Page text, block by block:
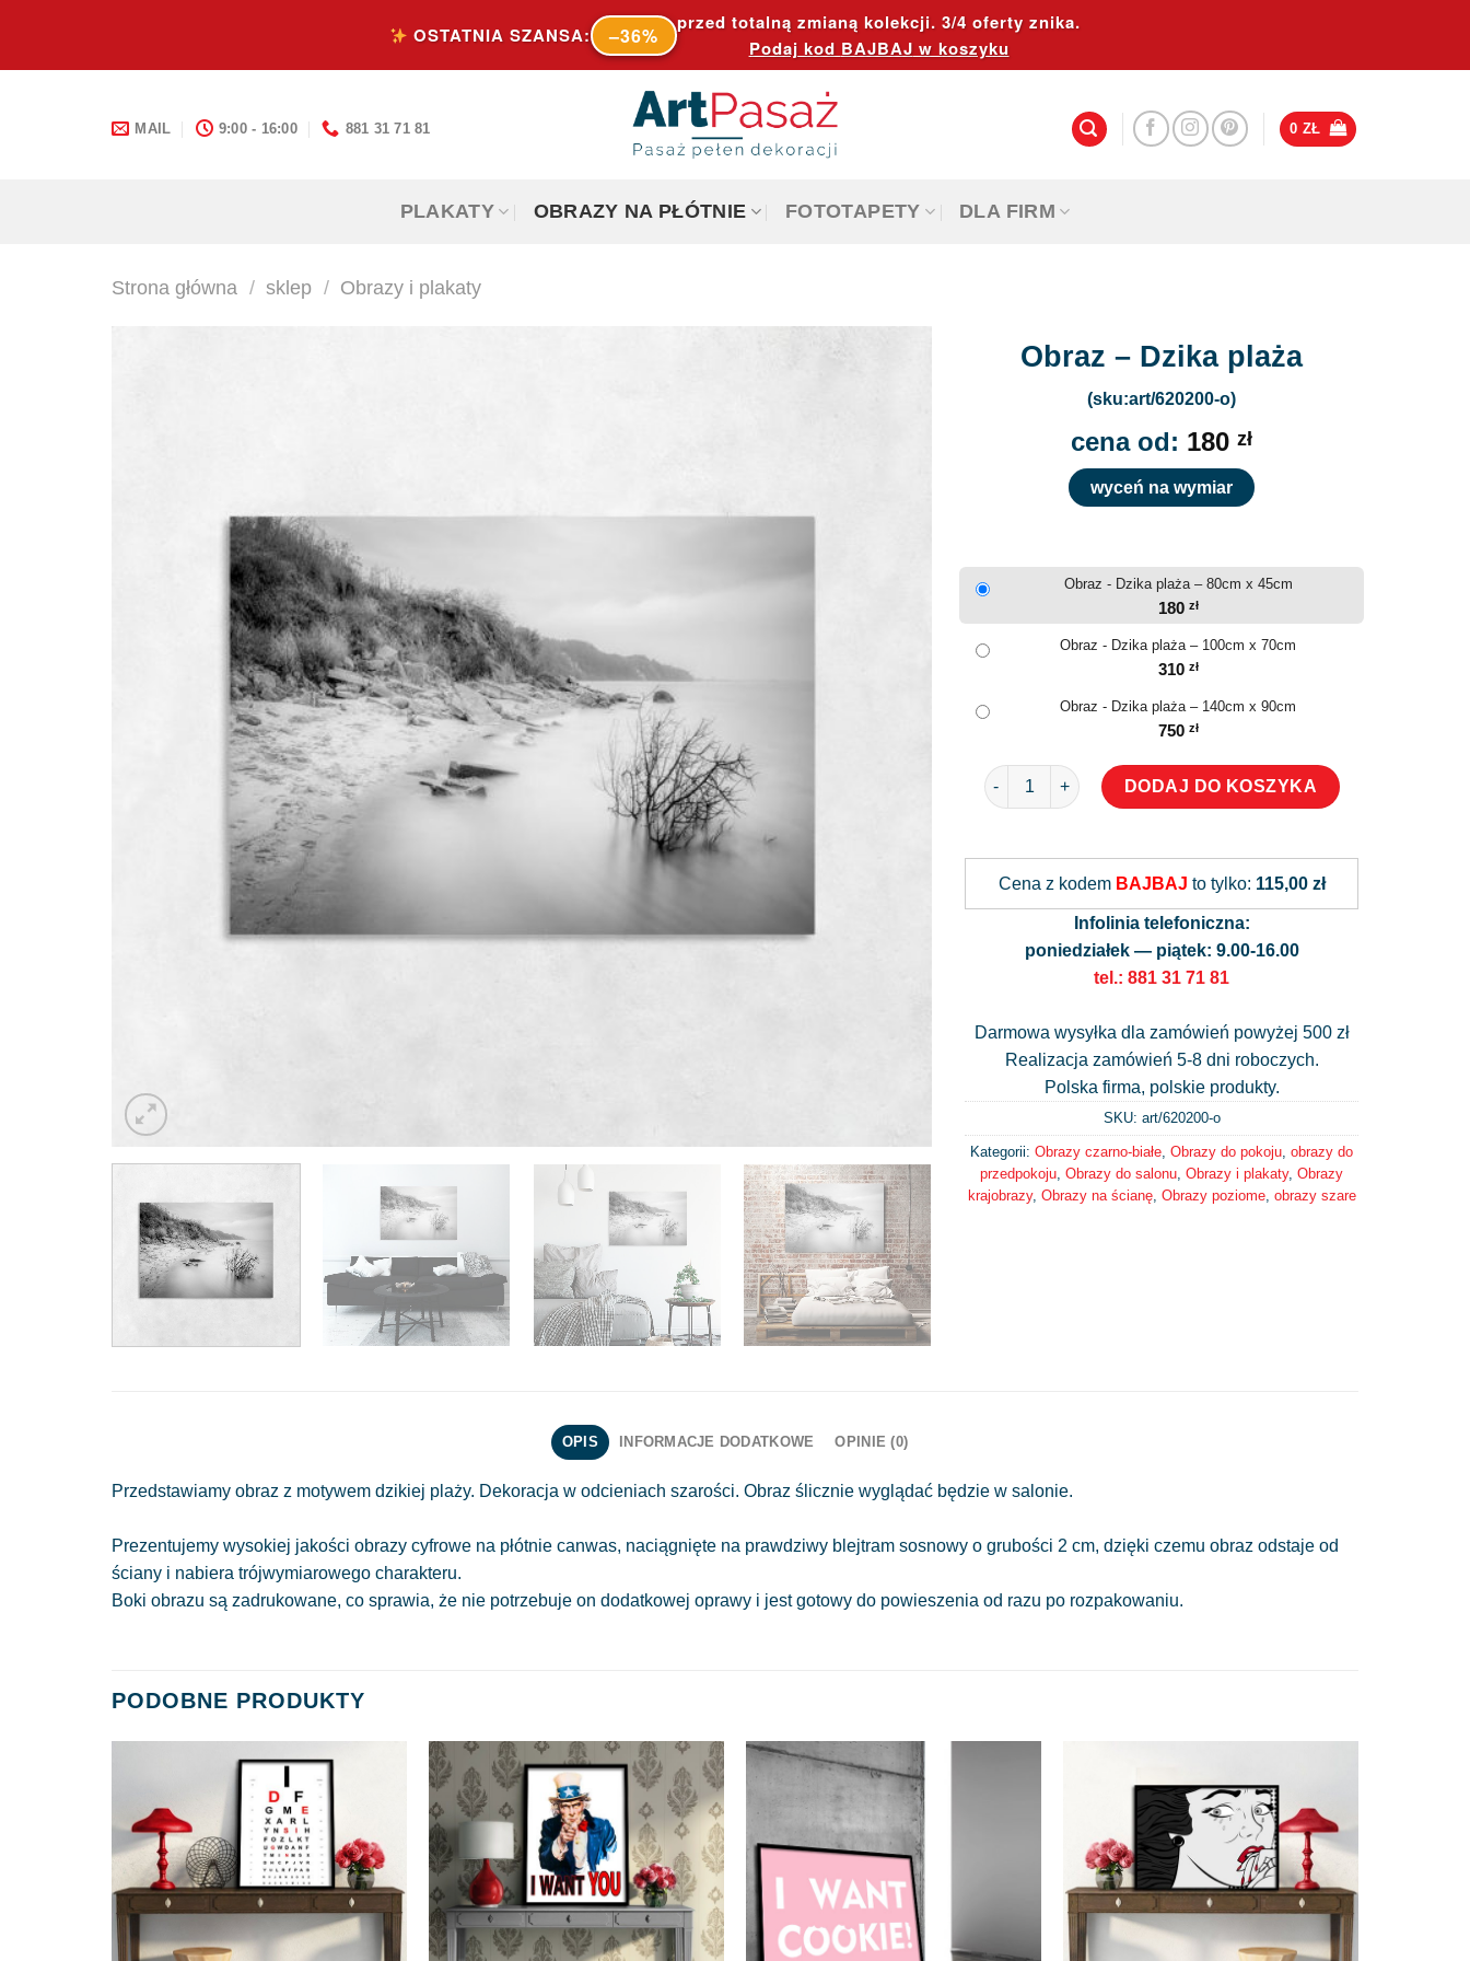
content
OSTATNIA SZANSA: –36%
przed totalną zmianą kolekcji. 3/4 oferty znika.
Podaj kod BAJBAJ w koszyku
MAIL 9:00 - 16:00 881 31 71 81 0 ZŁ
PLAKATY OBRAZY NA PŁÓTNIE FOTOTAPETY DLA FIRM
Strona główna / sklep / Obrazy i plakaty
Obraz – Dzika plaża
(sku:art/620200-o)
cena od: 180 zł
wyceń na wymiar
Obraz - Dzika plaża – 80cm x 45cm
180 zł
Obraz - Dzika plaża – 100cm x 70cm
310 zł
Obraz - Dzika plaża – 140cm x 90cm
750 zł
ilość Obraz - Dzika plaża
DODAJ DO KOSZYKA
Cena z kodem BAJBAJ to tylko: 115,00 zł
Infolinia telefoniczna:
poniedziałek — piątek: 9.00-16.00
tel.: 881 31 71 81
Darmowa wysyłka dla zamówień powyżej 500 zł
Realizacja zamówień 5-8 dni roboczych.
Polska firma, polskie produkty.
SKU: art/620200-o
Kategorii: Obrazy czarno-białe Obrazy do pokoju obrazy do
przedpokoju Obrazy do salonu Obrazy i plakaty, Obrazy
krajobrazy, Obrazy na ścianę, Obrazy poziome, obrazy szare
OPIS INFORMACJE DODATKOWE OPINIE (0)
Przedstawiamy obraz z motywem dzikiej plaży. Dekoracja w odcieniach szarości. Obraz ślicznie wyglądać będzie w salonie.
Prezentujemy wysokiej jakości obrazy cyfrowe na płótnie canwas, naciągnięte na prawdziwy blejtram sosnowy o grubości 2 cm, dzięki czemu obraz odstaje od
ściany i nabiera trójwymiarowego charakteru.
Boki obrazu są zadrukowane, co sprawia, że nie potrzebuje on dodatkowej oprawy i jest gotowy do powieszenia od razu po rozpakowaniu.
PODOBNE PRODUKTY